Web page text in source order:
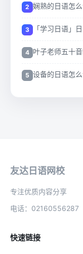
娴熟的日语怎
「学习日语」
叶子老师五十
设备的日语怎
友达日语网校
专注优质内容分享
电话：02160556287
快速链接